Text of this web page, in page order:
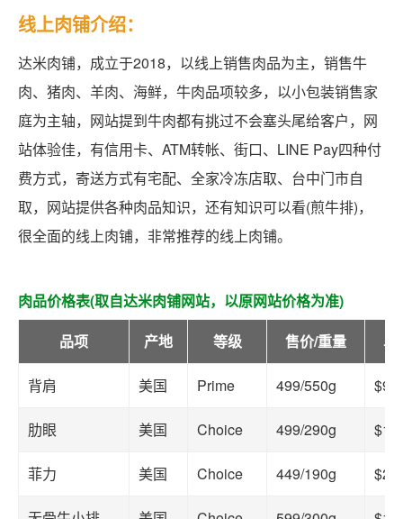
线上肉铺介绍：
达米肉铺，成立于2018，以线上销售肉品为主，销售牛
肉、猪肉、羊肉、海鲜，牛肉品项较多，以小包装销售家
庭为主轴，网站提到牛肉都有挑过不会塞头尾给客户，网
站体验佳，有信用卡、ATM转帐、街口、LINE Pay四种付
费方式，寄送方式有宅配、全家冷冻店取、台中门市自
取，网站提供各种肉品知识，还有知识可以看(煎牛排)，
很全面的线上肉铺，非常推荐的线上肉铺。
肉品价格表(取自达米肉铺网站，以原网站价格为准)
品项
产地 等级 售价/重量 单
背肩 美国 Prime 499/550g
肋眼 美国 Choice 499/290g
菲力 美国 Choice 449/190g